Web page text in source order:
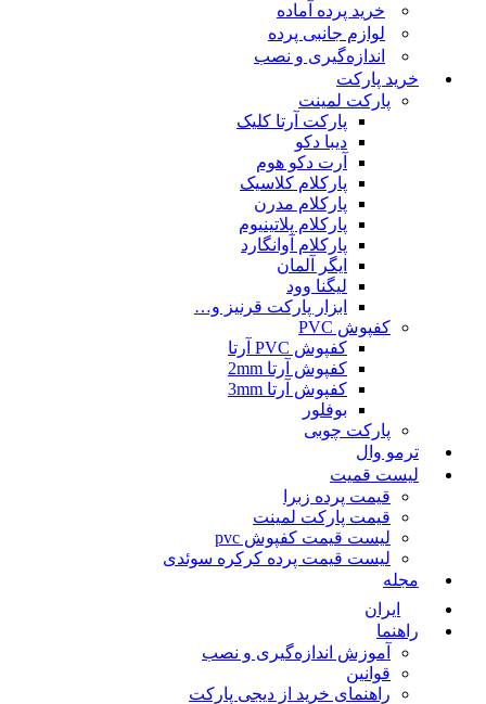
خرید پرده آماده
لوازم جانبی پرده
اندازه‌گیری و نصب
خرید پارکت
پارکت لمینت
پارکت آرتا کلیک
دیبا دکو
آرت دکو هوم
پارکلام کلاسیک
پارکلام مدرن
پارکلام پلاتینیوم
پارکلام آوانگارد
ایگر آلمان
لیگنا وود
ابزار پارکت قرنیز و…
کفپوش PVC
کفپوش PVC آرتا
کفپوش آرتا 2mm
کفپوش آرتا 3mm
بوفلور
پارکت چوبی
ترمو وال
لیست قمیت
قیمت پرده زبرا
قیمت پارکت لمینت
لیست قیمت کفپوش pvc
لیست قیمت پرده کرکره سوئدی
مجله
ایران
راهنما
آموزش اندازه‌گیری و نصب
قوانین
راهنمای خرید از دیجی پارکت